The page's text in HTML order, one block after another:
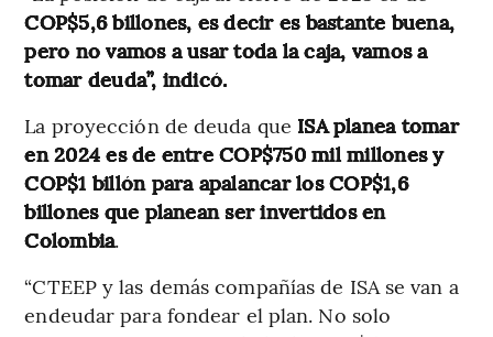
COP$5,6 billones, es decir es bastante buena,
pero no vamos a usar toda la caja, vamos a
tomar deuda”, indicó.
La proyección de deuda que ISA planea tomar
en 2024 es de entre COP$750 mil millones y
COP$1 billón para apalancar los COP$1,6
billones que planean ser invertidos en
Colombia.
“CTEEP y las demás compañías de ISA se van a
endeudar para fondear el plan. No solo